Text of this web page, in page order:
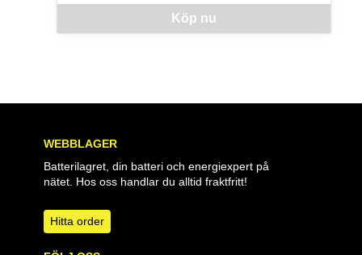
Denna vara går inte att beställa via webben just nu,
Köp nu
WEBBLAGER
Batterilagret, din batteri och energiexpert på
nätet. Hos oss handlar du alltid fraktfritt!
Hitta order